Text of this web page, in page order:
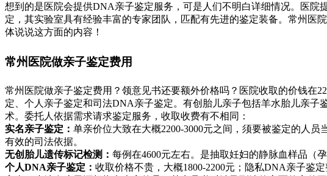
想到的是医院会提供DNA亲子鉴定服务，可是人们不明白详细情况。医
定，其实验室具有经验丰富的专家团队，匹配有先进的鉴定装备。常州医
体说说这方面的内容！
常州医院做亲子鉴定费用
常州医院做亲子鉴定费用？领意见书还要额外价格吗？医院收取的价钱在
定、个人亲子鉴定和司法DNA亲子鉴定。有创胎儿亲子包括羊水胎儿亲
术。委托人依据需求请求鉴定服务，收取收费有不相同：
实名亲子鉴定： 单亲价位大致在大概2200-3000元之间，须要被鉴定的人
有效的司法依据。
无创胎儿遗传标记检测： 每例在4600元左右。是抽取妊妇的静脉血样品（
个人DNA亲子鉴定： 收取价格不贵，大概1800-2200元；隐私DNA亲子鉴